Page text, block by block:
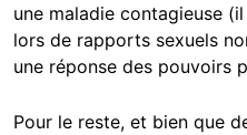
une maladie contagieuse
lors de rapports sexuels
une réponse des pouvoirs
Pour le reste, et bien que